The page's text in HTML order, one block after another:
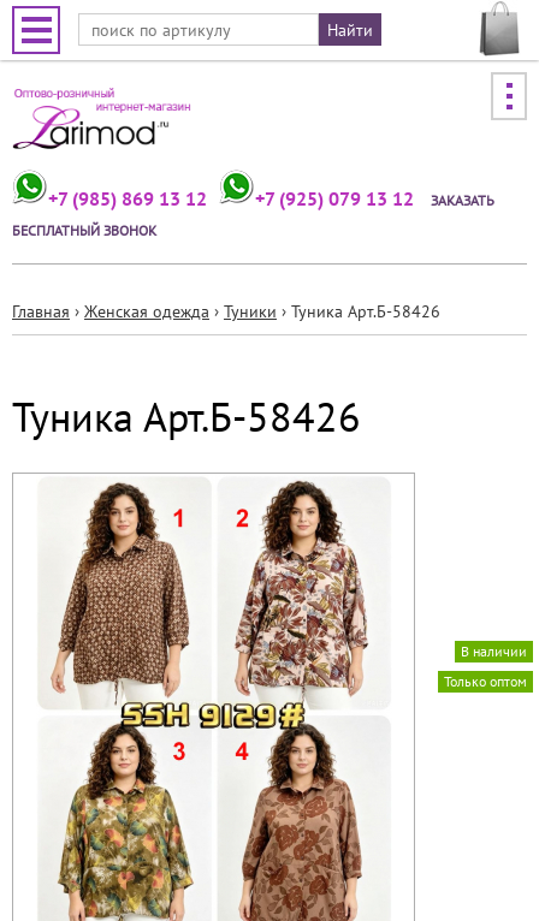
Jump to navigation
+7 (985) 869 13 12 +7 (925) 079 13 12
ЗАКАЗАТЬ
БЕСПЛАТНЫЙ ЗВОНОК
здесь
Главная › Женская одежда › Туники › Туника Арт.Б-58426
Туника Арт.Б-58426
Только оптом
В наличии